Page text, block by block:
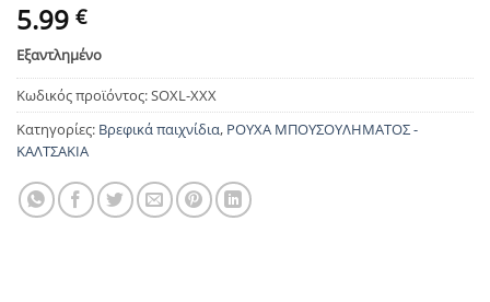
5.99 €
Εξαντλημένο
Κωδικός προϊόντος:SOXL-XXX
Κατηγορίες: Βρεφικά παιχνίδια, ΡΟΥΧΑ ΜΠΟΥΣΟΥΛΗΜΑΤΟΣ -
ΚΑΛΤΣΑΚΙΑ